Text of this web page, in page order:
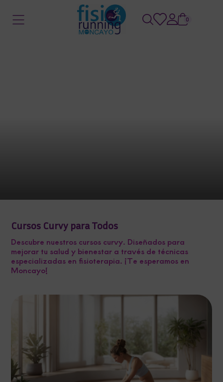
0
Cursos Curvy para Todos
Descubre nuestros cursos curvy. Diseñados para
mejorar tu salud y bienestar a través de técnicas
especializadas en fisioterapia. ¡Te esperamos en
Moncayo!